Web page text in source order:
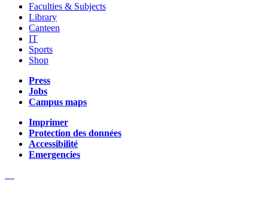
Faculties & Subjects
Library
Canteen
IT
Sports
Shop
Press
Jobs
Campus maps
Imprimer
Protection des données
Accessibilité
Emergencies